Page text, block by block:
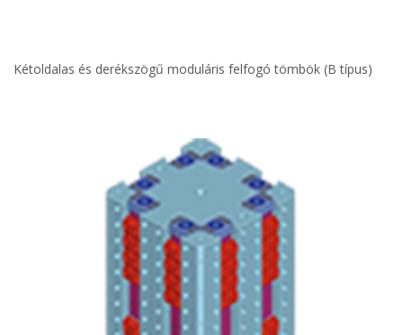
Kétoldalas és derékszögű moduláris felfogó tömbök (B típus)